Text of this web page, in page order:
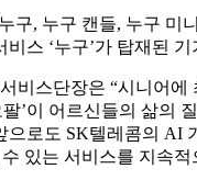
구, 누구 캔들, 누구 미
스 ‘누구’가 탑재된
비스단장은 “시니어에
’이 어르신들의 삶의
으로도 SK텔레콤의 AI
있는 서비스를 지속적